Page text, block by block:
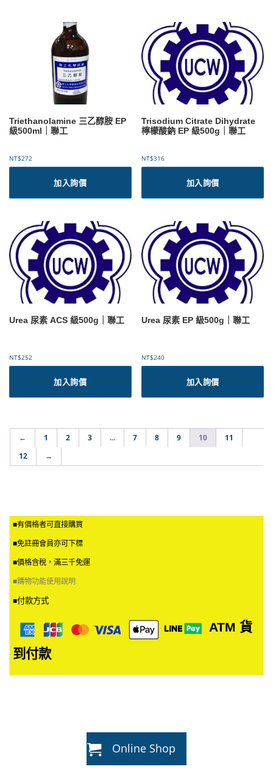
1
2
到
T
$
,
4
式
擇
Triethanolamine 三乙醇胺 EP
級500ml｜聯工
NT$272
加入詢價
Trisodium Citrate Dihydrate
檸檬酸鈉 EP 級500g｜聯工
NT$316
加入詢價
Urea 尿素 ACS 級500g｜聯工
NT$252
加入詢價
Urea 尿素 EP 級500g｜聯工
NT$240
加入詢價
← 1 2 3 ... 7 8 9 10
11
12
→
■有價格者可直接購買
■免註冊會員亦可下標
■價格含稅，滿三千免運
■購物功能使用說明
■付款方式
ATM 貨
到付款
Online Shop